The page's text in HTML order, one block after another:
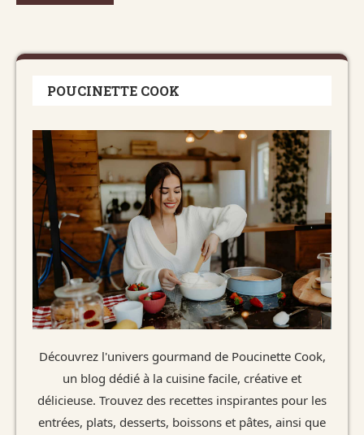
POUCINETTE COOK
Découvrez l'univers gourmand de Poucinette Cook,
un blog dédié à la cuisine facile, créative et
délicieuse. Trouvez des recettes inspirantes pour les
entrées, plats, desserts, boissons et pâtes, ainsi que